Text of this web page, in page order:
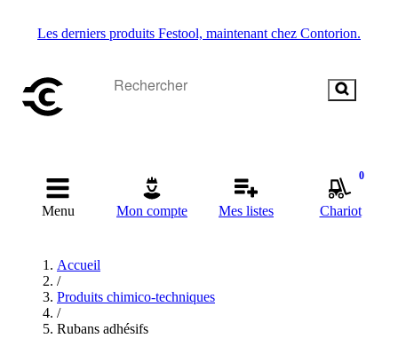
Les derniers produits Festool, maintenant chez Contorion.
Menu Mon compte Mes listes
0
Chariot
Accueil
/
Produits chimico-techniques
/
Rubans adhésifs